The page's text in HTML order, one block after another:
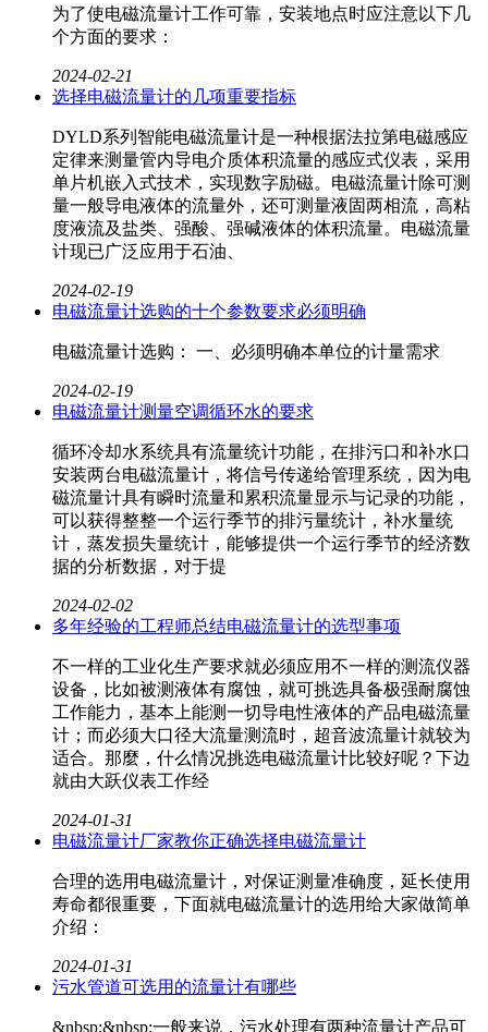
为了使电磁流量计工作可靠，安装地点时应注意以下几
个方面的要求：
2024-02-21
选择电磁流量计的几项重要指标
DYLD系列智能电磁流量计是一种根据法拉第电磁感应
定律来测量管内导电介质体积流量的感应式仪表，采用
单片机嵌入式技术，实现数字励磁。电磁流量计除可测
量一般导电液体的流量外，还可测量液固两相流，高粘
度液流及盐类、强酸、强碱液体的体积流量。电磁流量
计现已广泛应用于石油、
2024-02-19
电磁流量计选购的十个参数要求必须明确
电磁流量计​选购： 一、必须明确本单位的计量需求
2024-02-19
电磁流量计测量空调循环水的要求
循环冷却水系统具有流量统计功能，在排污口和补水口
安装两台电磁流量计​，将信号传递给管理系统，因为电
磁流量计具有瞬时流量和累积流量显示与记录的功能，
可以获得整整一个运行季节的排污量统计，补水量统
计，蒸发损失量统计，能够提供一个运行季节的经济数
据的分析数据，对于提
2024-02-02
多年经验的工程师总结电磁流量计的选型事项
不一样的工业化生产要求就必须应用不一样的测流仪器
设备，比如被测液体有腐蚀，就可挑选具备极强耐腐蚀
工作能力，基本上能测一切导电性液体的产品电磁流量
计​；而必须大口径大流量测流时，超音波流量计就较为
适合。那麼，什么情况挑选电磁流量计比较好呢？下边
就由大跃仪表工作经
2024-01-31
电磁流量计厂家教你正确选择电磁流量计
合理的选用电磁流量计​，对保证测量准确度，延长使用
寿命都很重要，下面就电磁流量计的选用给大家做简单
介绍：
2024-01-31
污水管道可选用的流量计有哪些
&nbsp;&nbsp;一般来说，污水处理有两种流量计产品可